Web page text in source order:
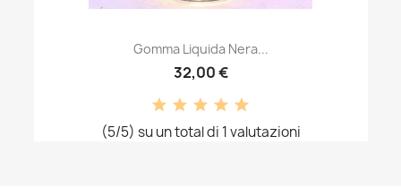
Gomma Liquida Nera...
32,00 €
(5/5) su un total di 1 valutazioni